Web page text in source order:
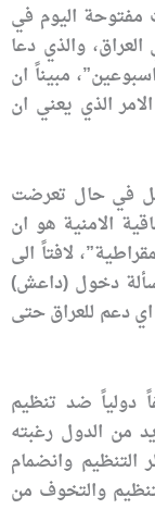
مفتوحة اليوم في
والذي دعا
مبيناً ان
الذي يعني ان
في حال تعرضت
الامنية هو ان
لافتاً الى
دخول (داعش)
دعم للعراق حتى
دولياً ضد تنظيم
من الدول رغبته
التنظيم وانضمام
والتخوف من